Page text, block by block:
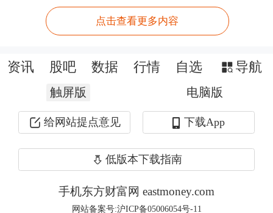
世界黄金协会资深市场分析师路易斯·
斯特里特（Louise Street）表示，放眼
未来市场，地缘政治风险溢价仍将支撑
黄金投资需求；但若利率维持高位更
久，投资者对黄金的兴趣或有所降低。
尽管金价高企抑制金饰消费需求，但消
费金额仍有望保持韧性。
点击查看更多内容
资讯 股吧 数据 行情 自选 导航
触屏版 电脑版
给网站提点意见 下载App
低版本下载指南
手机东方财富网 eastmoney.com
网站备案号:沪ICP备05006054号-11